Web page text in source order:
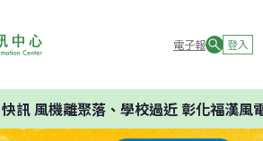
電子報 登入
快訊風機離聚落、學校過近 彰化福漢風